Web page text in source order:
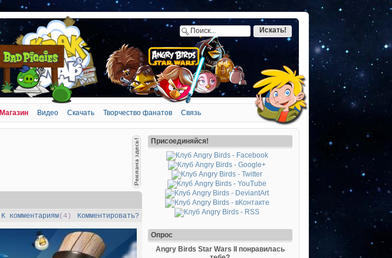
Магазин Видео Скачать Творчество фанатов Связь
Комментировать?
К комментариям(4)
Присоединяйся!
Опрос
Angry Birds Star Wars II понравилась